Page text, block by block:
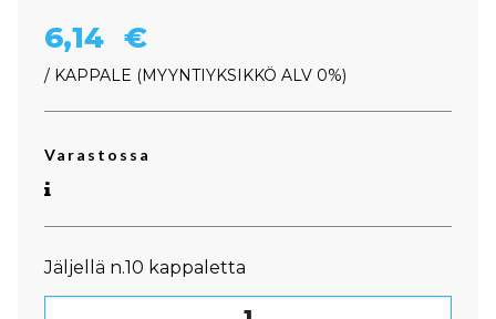
6,14 €
/ KAPPALE MYYNTIYKSIKKÖ ALV 0%
Varastossa
Jäljellä n.10 kappaletta
Icemen kylmälaukku viinilaatikolle määrä